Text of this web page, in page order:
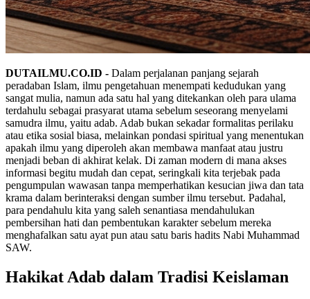
DUTAILMU.CO.ID - Dalam perjalanan panjang sejarah
peradaban Islam, ilmu pengetahuan menempati kedudukan yang
sangat mulia, namun ada satu hal yang ditekankan oleh para ulama
terdahulu sebagai prasyarat utama sebelum seseorang menyelami
samudra ilmu, yaitu adab. Adab bukan sekadar formalitas perilaku
atau etika sosial biasa, melainkan pondasi spiritual yang menentukan
apakah ilmu yang diperoleh akan membawa manfaat atau justru
menjadi beban di akhirat kelak. Di zaman modern di mana akses
informasi begitu mudah dan cepat, seringkali kita terjebak pada
pengumpulan wawasan tanpa memperhatikan kesucian jiwa dan tata
krama dalam berinteraksi dengan sumber ilmu tersebut. Padahal,
para pendahulu kita yang saleh senantiasa mendahulukan
pembersihan hati dan pembentukan karakter sebelum mereka
menghafalkan satu ayat pun atau satu baris hadits Nabi Muhammad
SAW.
Hakikat Adab dalam Tradisi Keislaman